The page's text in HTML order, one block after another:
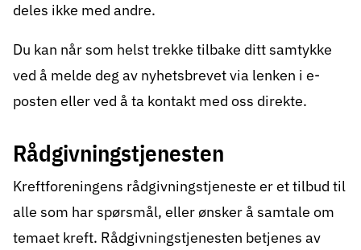
deles ikke med andre.
Du kan når som helst trekke tilbake ditt samtykke
ved å melde deg av nyhetsbrevet via lenken i e-
posten eller ved å ta kontakt med oss direkte.
Rådgivningstjenesten
Kreftforeningens rådgivningstjeneste er et tilbud til
alle som har spørsmål, eller ønsker å samtale om
temaet kreft. Rådgivningstjenesten betjenes av